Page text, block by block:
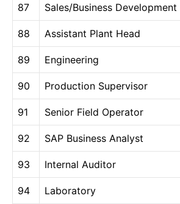
87 Sales/Business Development
88 Assistant Plant Head
89 Engineering
90 Production Supervisor
91 Senior Field Operator
92 SAP Business Analyst
93 Internal Auditor
94 Laboratory